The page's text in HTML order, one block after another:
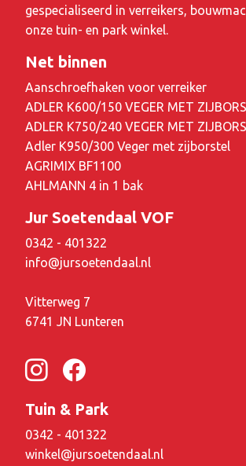
gespecialiseerd in verreikers,
onze tuin- en park winkel.
Net binnen
Aanschroefhaken voor verreiker
ADLER K600/150 VEGER MET
ADLER K750/240 VEGER MET
Adler K950/300 Veger met zijborstel
AGRIMIX BF1100
AHLMANN 4 in 1 bak
Jur Soetendaal VOF
0342 - 401322
info@jursoetendaal.nl
Vitterweg 7
6741 JN Lunteren
Tuin & Park
0342 - 401322
winkel@jursoetendaal.nl